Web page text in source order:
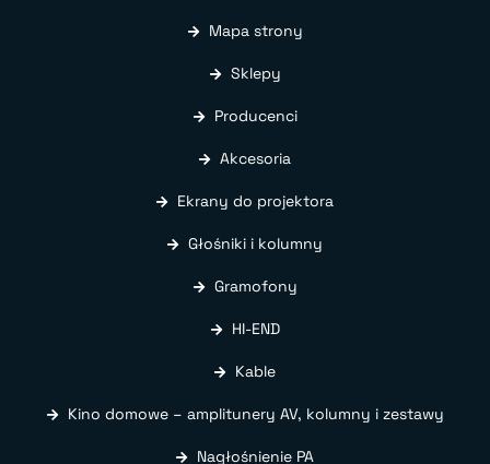
Mapa strony
Sklepy
Producenci
Akcesoria
Ekrany do projektora
Głośniki i kolumny
Gramofony
HI-END
Kable
Kino domowe – amplitunery AV, kolumny i zestawy
Nagłośnienie PA